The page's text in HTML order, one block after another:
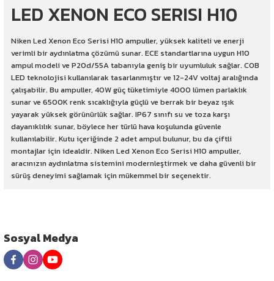
LED XENON ECO SERISI H10
Niken Led Xenon Eco Serisi H10 ampuller, yüksek kaliteli ve enerji
verimli bir aydınlatma çözümü sunar. ECE standartlarına uygun H10
ampul modeli ve P20d/55A tabanıyla geniş bir uyumluluk sağlar. COB
LED teknolojisi kullanılarak tasarlanmıştır ve 12-24V voltaj aralığında
çalışabilir. Bu ampuller, 40W güç tüketimiyle 4000 lümen parlaklık
sunar ve 6500K renk sıcaklığıyla güçlü ve berrak bir beyaz ışık
yayarak yüksek görünürlük sağlar. IP67 sınıfı su ve toza karşı
dayanıklılık sunar, böylece her türlü hava koşulunda güvenle
kullanılabilir. Kutu içeriğinde 2 adet ampul bulunur, bu da çiftli
montajlar için idealdir. Niken Led Xenon Eco Serisi H10 ampuller,
aracınızın aydınlatma sistemini modernleştirmek ve daha güvenli bir
sürüş deneyimi sağlamak için mükemmel bir seçenektir.
Sosyal Medya